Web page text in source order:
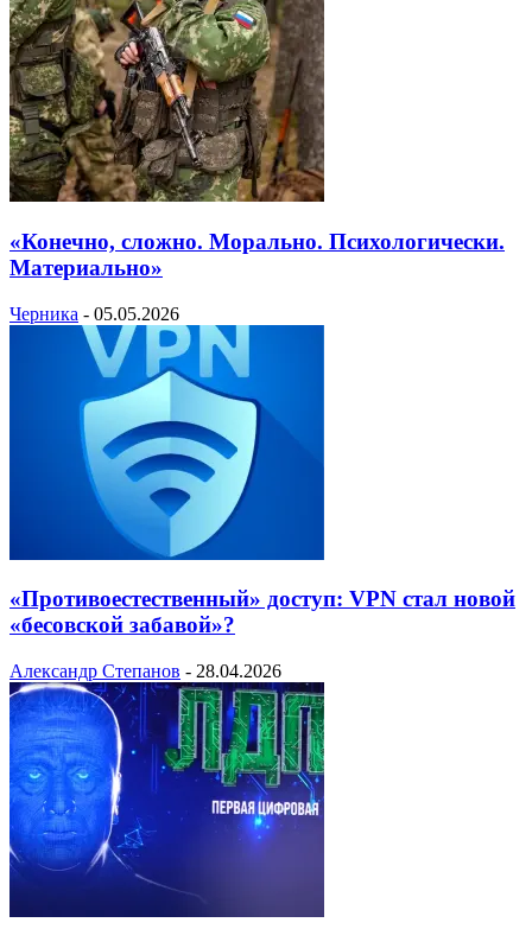
«Конечно, сложно. Морально. Психологически.
Материально»
Черника - 05.05.2026
«Противоестественный» доступ: VPN стал новой
«бесовской забавой»?
Александр Степанов - 28.04.2026